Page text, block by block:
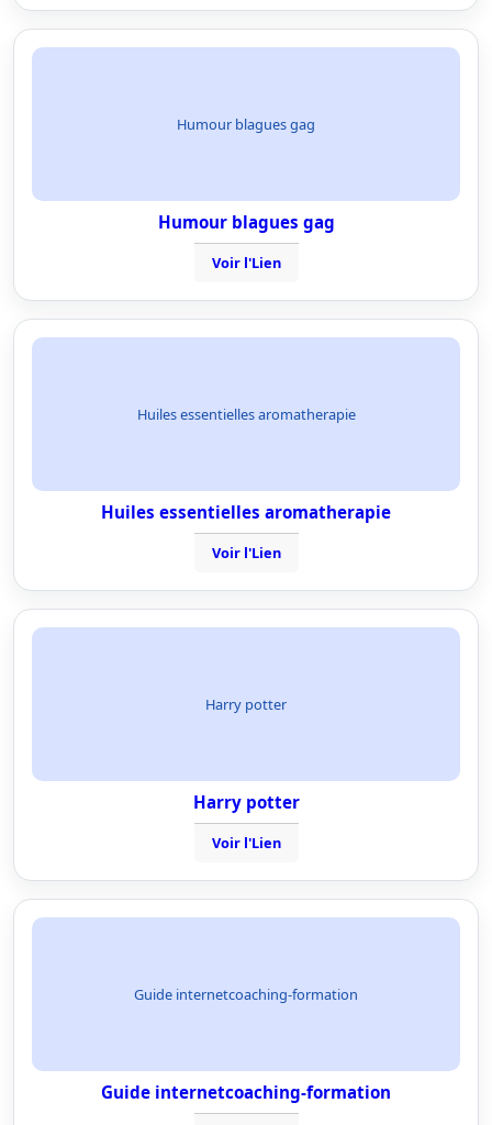
Humour blagues gag
Humour blagues gag
Voir l'Lien
Huiles essentielles aromatherapie
Huiles essentielles aromatherapie
Voir l'Lien
Harry potter
Harry potter
Voir l'Lien
Guide internetcoaching-formation
Guide internetcoaching-formation